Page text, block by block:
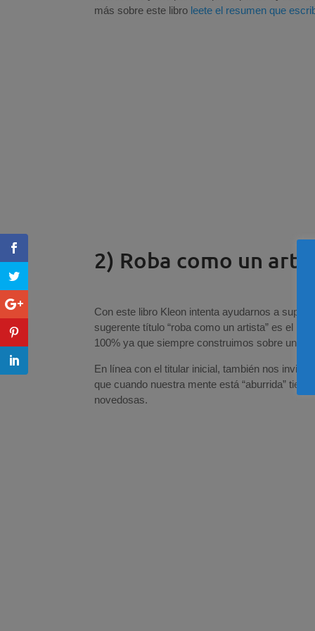
más sobre este libro leete el resumen que
2) Roba como un
Con este libro Kleon intenta ayudarnos a
sugerente título “roba como un artista” es el
100% ya que siempre construimos sobre una
En línea con el titular inicial, también nos invita
que cuando nuestra mente está “aburrida”
novedosas.